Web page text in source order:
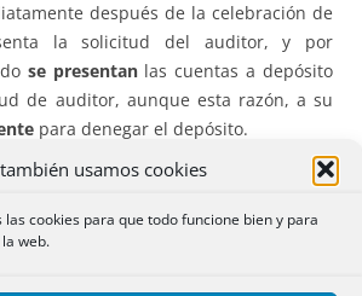
usamos cookies
cookies para que todo funcione bien y para
web.
después de la celebración de
la solicitud del auditor, y por
se presentanlas cuentas a depósito
de auditor, aunque esta razón, a su
para denegar el depósito.
la cuestión de si será suficiente a los
el depósito el hecho de la constancia
de la